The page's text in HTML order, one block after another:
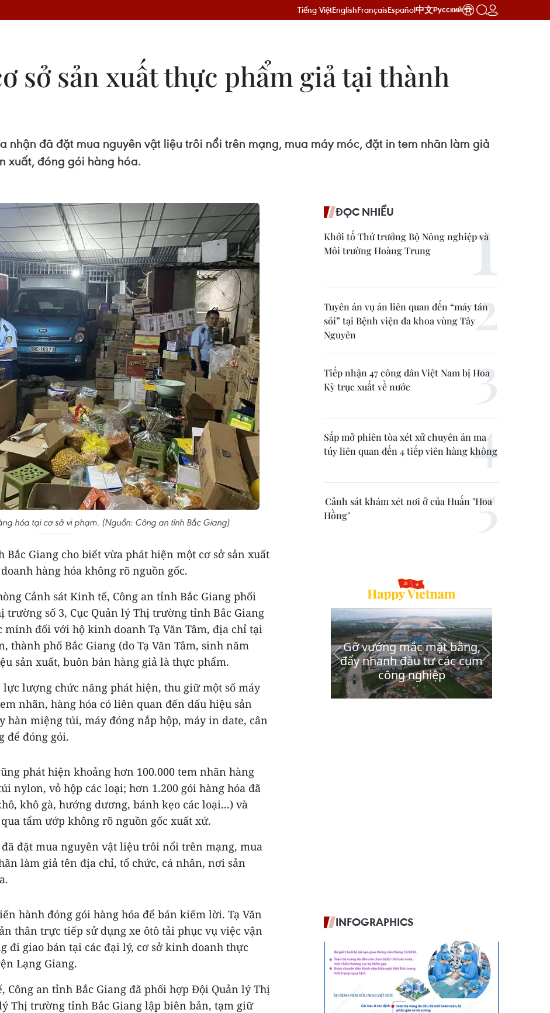
Tiếng ViệtEnglishFrançaisEspañol中文Русский
sở sản xuất thực phẩm giả tại thành
nhận đã đặt mua nguyên vật liệu trôi nổi trên mạng, mua máy móc, đặt in tem nhãn làm giả
xuất, đóng gói hàng hóa.
hóa tại cơ sở vi phạm. (Nguồn: Công an tỉnh Bắc Giang)
Bắc Giang cho biết vừa phát hiện một cơ sở sản xuất
hàng hóa không rõ nguồn gốc.
Cảnh sát Kinh tế, Công an tỉnh Bắc Giang phối
trường số 3, Cục Quản lý Thị trường tỉnh Bắc Giang
đối với hộ kinh doanh Tạ Văn Tâm, địa chỉ tại
thành phố Bắc Giang (do Tạ Văn Tâm, sinh năm
sản xuất, buôn bán hàng giả là thực phẩm.
lượng chức năng phát hiện, thu giữ một số máy
nhãn, hàng hóa có liên quan đến dấu hiệu sản
hàn miệng túi, máy đóng nắp hộp, máy in date, cân
để đóng gói.
phát hiện khoảng hơn 100.000 tem nhãn hàng
nylon, vỏ hộp các loại; hơn 1.200 gói hàng hóa đã
khô gà, hướng dương, bánh kẹo các loại...) và
tẩm ướp không rõ nguồn gốc xuất xứ.
đặt mua nguyên vật liệu trôi nổi trên mạng, mua
làm giả tên địa chỉ, tổ chức, cá nhân, nơi sản
hành đóng gói hàng hóa để bán kiếm lời. Tạ Văn
thân trực tiếp sử dụng xe ôtô tải phục vụ việc vận
đi giao bán tại các đại lý, cơ sở kinh doanh thực
Lạng Giang.
Công an tỉnh Bắc Giang đã phối hợp Đội Quản lý Thị
Thị trường tỉnh Bắc Giang lập biên bản, tạm giữ
ĐỌC NHIỀU
Khởi tố Thứ trưởng Bộ Nông nghiệp và
Môi trường Hoàng Trung
Tuyên án vụ án liên quan đến “máy tán
sỏi” tại Bệnh viện đa khoa vùng Tây
Nguyên
Tiếp nhận 47 công dân Việt Nam bị Hoa
Kỳ trục xuất về nước
Sắp mở phiên tòa xét xử chuyên án ma
túy liên quan đến 4 tiếp viên hàng không
Cảnh sát khám xét nơi ở của Huấn "Hoa
Hồng"
INFOGRAPHICS